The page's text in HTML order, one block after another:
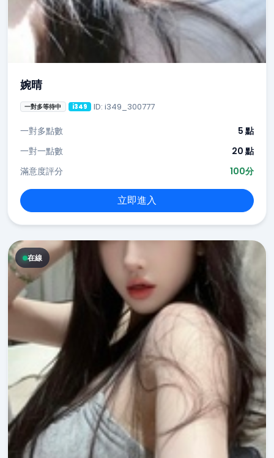
婉晴
一對多等待中 i349 ID: i349_300777
一對多點數
5 點
一對一點數
20 點
滿意度評分
100分
立即進入
在線